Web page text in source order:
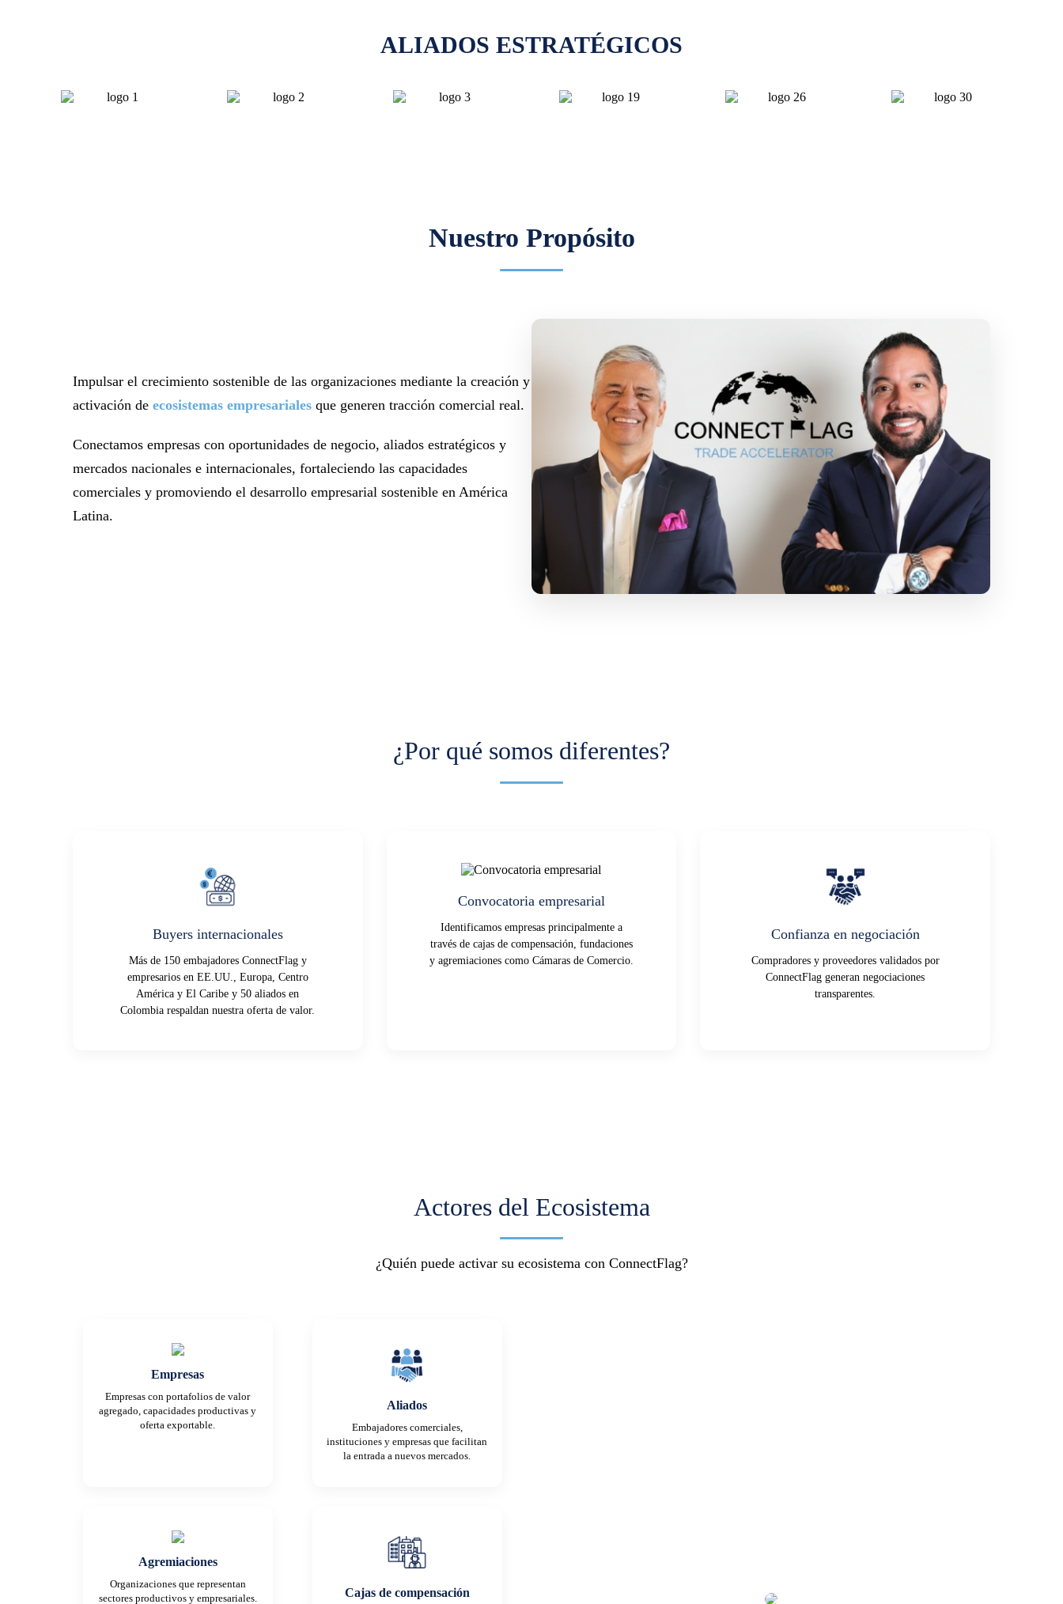
ALIADOS ESTRATÉGICOS
Nuestro Propósito
Impulsar el crecimiento sostenible de las organizaciones mediante la creación y
activación de ecosistemas empresariales que generen tracción comercial real.
Conectamos empresas con oportunidades de negocio, aliados estratégicos y
mercados nacionales e internacionales, fortaleciendo las capacidades
comerciales y promoviendo el desarrollo empresarial sostenible en América
Latina.
¿Por qué somos diferentes?
Buyers internacionales
Más de 150 embajadores ConnectFlag y
empresarios en EE.UU., Europa, Centro
América y El Caribe y 50 aliados en
Colombia respaldan nuestra oferta de valor.
Convocatoria empresarial
Identificamos empresas principalmente a
través de cajas de compensación, fundaciones
y agremiaciones como Cámaras de Comercio.
Confianza en negociación
Compradores y proveedores validados por
ConnectFlag generan negociaciones
transparentes.
Actores del Ecosistema
¿Quién puede activar su ecosistema con ConnectFlag?
Empresas
Empresas con portafolios de valor
agregado, capacidades productivas y
oferta exportable.
Aliados
Embajadores comerciales,
instituciones y empresas que facilitan
la entrada a nuevos mercados.
Agremiaciones
Organizaciones que representan
sectores productivos y empresariales.
Cajas de compensación